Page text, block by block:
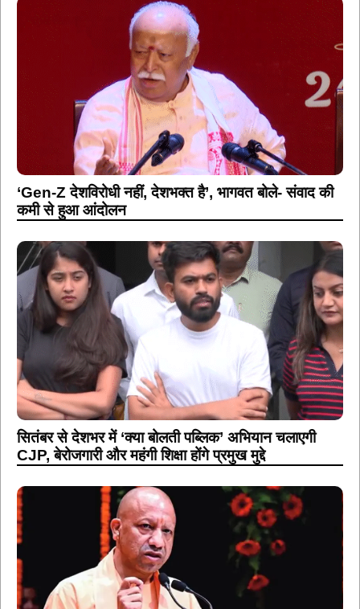
‘Gen-Z देशविरोधी नहीं, देशभक्त है’, भागवत बोले- संवाद की
कमी से हुआ आंदोलन
सितंबर से देशभर में ‘क्या बोलती पब्लिक’ अभियान चलाएगी
CJP, बेरोजगारी और महंगी शिक्षा होंगे प्रमुख मुद्दे